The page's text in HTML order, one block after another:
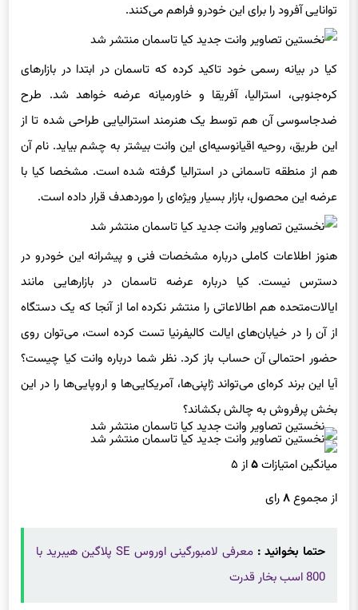
توانایی آفرود را برای این خودرو فراهم می‌کنند.
کیا در بیانه رسمی خود تاکید کرده که تاسمان در ابتدا در بازارهای
کره‌جنوبی، استرالیا، آفریقا و خاورمیانه عرضه خواهد شد. طرح
ضدجاسوسی آن هم توسط یک هنرمند استرالیایی طراحی شده تا از
این طریق، روحیه اقیانوسیه‌ای این وانت بیشتر به چشم بیاید. نام آن
هم از منطقه تاسمانی در استرالیا گرفته شده است. مشخصا کیا با
عرضه این محصول، بازار بسیار ویژه‌ای را موردهدف قرار داده است.
هنوز اطلاعات کاملی درباره مشخصات فنی و پیشرانه این خودرو در
دسترس نیست. کیا درباره عرضه تاسمان در بازارهایی مانند
ایالات‌متحده هم اطالاعاتی را منتشر نکرده اما از آنجا که یک دستگاه
از آن را در خیابان‌های ایالت کالیفرنیا تست کرده است، می‌توان روی
حضور احتمالی آن حساب باز کرد. نظر شما درباره وانت کیا چیست؟
آیا این برند کره‌ای می‌تواند ژاپنی‌ها، آمریکایی‌ها و اروپایی‌ها را در این
بخش پرفروش به چالش بکشاند؟
میانگین امتیازات۵از ۵
از مجموع۸رای
حتما بخوانید :
معرفی لامبورگینی اوروس SE پلاگین هیبرید با
800 اسب بخار قدرت